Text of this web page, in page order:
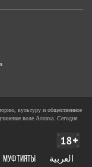
культуру и общественное
воле Аллаха. Сегодня
Муфтияты العربية